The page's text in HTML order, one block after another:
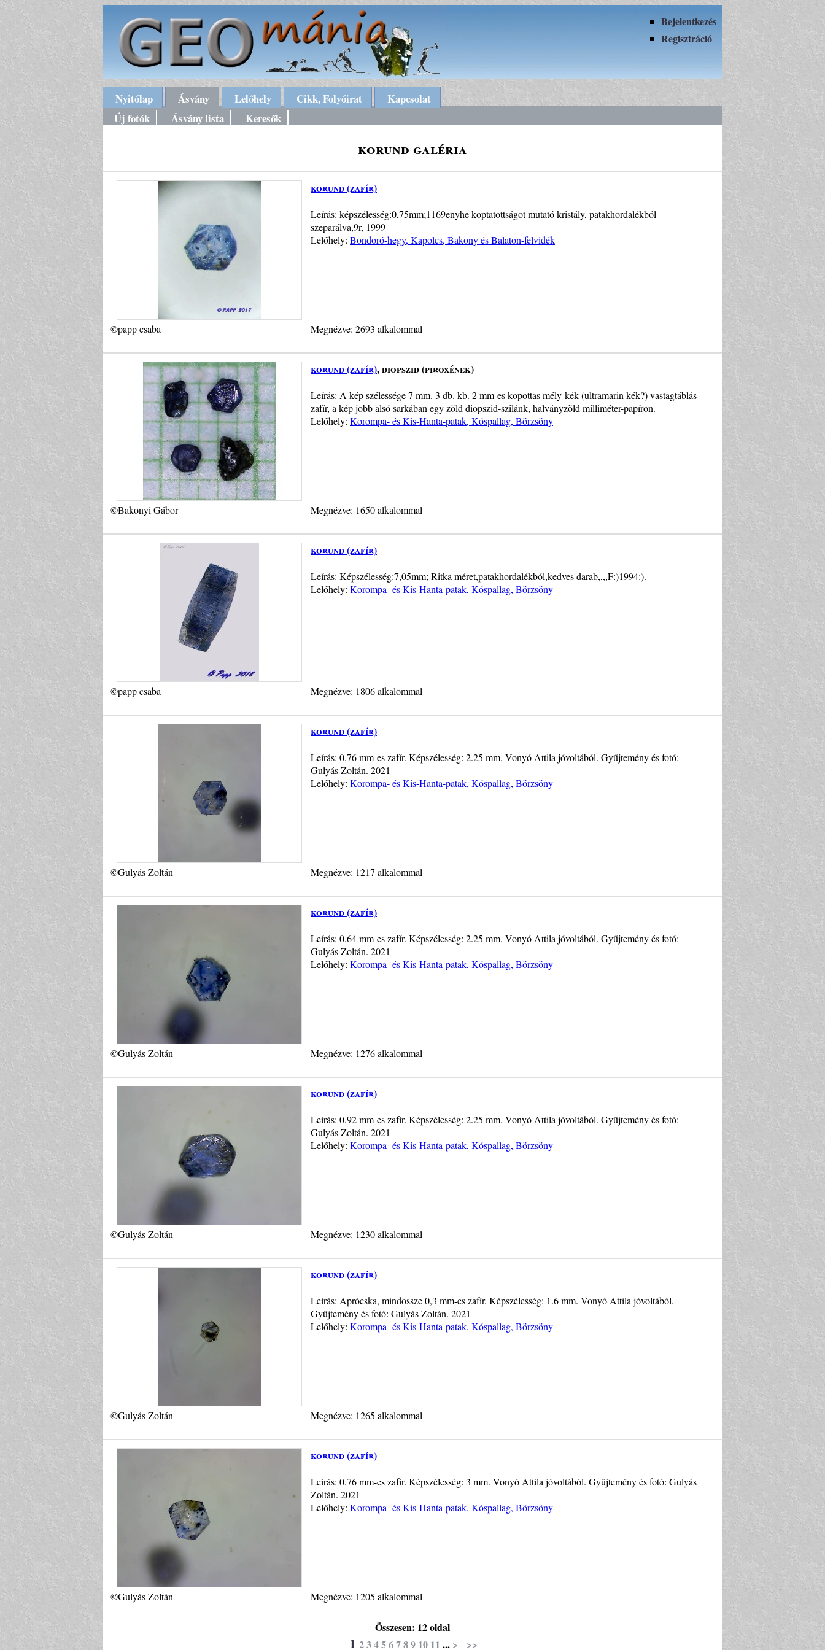
Bejelentkezés
Regisztráció
Nyitólap Ásvány Lelőhely Cikk, Folyóirat
Kapcsolat
Új fotók
Ásvány lista Keresők
korund galéria
korund (zafír)
Leírás: képszélesség:0,75mm;1169enyhe koptatottságot mutató kristály, patakhordalékból
szeparálva,9r, 1999
Lelőhely: Bondoró-hegy, Kapolcs, Bakony és Balaton-felvidék
©papp csaba Megnézve: 2693 alkalommal
korund (zafír), diopszid (piroxének)
Leírás: A kép szélessége 7 mm. 3 db. kb. 2 mm-es kopottas mély-kék (ultramarin kék?) vastagtáblás
zafír, a kép jobb alsó sarkában egy zöld diopszid-szilánk, halványzöld milliméter-papíron.
Lelőhely: Korompa- és Kis-Hanta-patak, Kóspallag, Börzsöny
©Bakonyi Gábor Megnézve: 1650 alkalommal
korund (zafír)
Leírás: Képszélesség:7,05mm; Ritka méret,patakhordalékból,kedves darab,,,,F:)1994:).
Lelőhely: Korompa- és Kis-Hanta-patak, Kóspallag, Börzsöny
©papp csaba Megnézve: 1806 alkalommal
korund (zafír)
Leírás: 0.76 mm-es zafír. Képszélesség: 2.25 mm. Vonyó Attila jóvoltából. Gyűjtemény és fotó:
Gulyás Zoltán. 2021
Lelőhely: Korompa- és Kis-Hanta-patak, Kóspallag, Börzsöny
©Gulyás Zoltán Megnézve: 1217 alkalommal
korund (zafír)
Leírás: 0.64 mm-es zafír. Képszélesség: 2.25 mm. Vonyó Attila jóvoltából. Gyűjtemény és fotó:
Gulyás Zoltán. 2021
Lelőhely: Korompa- és Kis-Hanta-patak, Kóspallag, Börzsöny
©Gulyás Zoltán Megnézve: 1276 alkalommal
korund (zafír)
Leírás: 0.92 mm-es zafír. Képszélesség: 2.25 mm. Vonyó Attila jóvoltából. Gyűjtemény és fotó:
Gulyás Zoltán. 2021
Lelőhely: Korompa- és Kis-Hanta-patak, Kóspallag, Börzsöny
©Gulyás Zoltán Megnézve: 1230 alkalommal
korund (zafír)
Leírás: Aprócska, mindössze 0,3 mm-es zafír. Képszélesség: 1.6 mm. Vonyó Attila jóvoltából.
Gyűjtemény és fotó: Gulyás Zoltán. 2021
Lelőhely: Korompa- és Kis-Hanta-patak, Kóspallag, Börzsöny
©Gulyás Zoltán Megnézve: 1265 alkalommal
korund (zafír)
Leírás: 0.76 mm-es zafír. Képszélesség: 3 mm. Vonyó Attila jóvoltából. Gyűjtemény és fotó: Gulyás
Zoltán. 2021
Lelőhely: Korompa- és Kis-Hanta-patak, Kóspallag, Börzsöny
©Gulyás Zoltán Megnézve: 1205 alkalommal
Összesen: 12 oldal
1 23456789 10 11 ... > >>